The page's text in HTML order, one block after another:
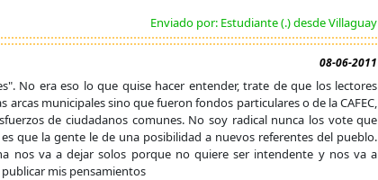
Enviado por: Estudiante (.) desde Villaguay
08-06-2011
No era eso lo que quise hacer entender, trate de que los lectores
municipales sino que fueron fondos particulares o de la CAFEC,
de ciudadanos comunes. No soy radical nunca los vote que
que la gente le de una posibilidad a nuevos referentes del pueblo.
nos va a dejar solos porque no quiere ser intendente y nos va a
publicar mis pensamientos